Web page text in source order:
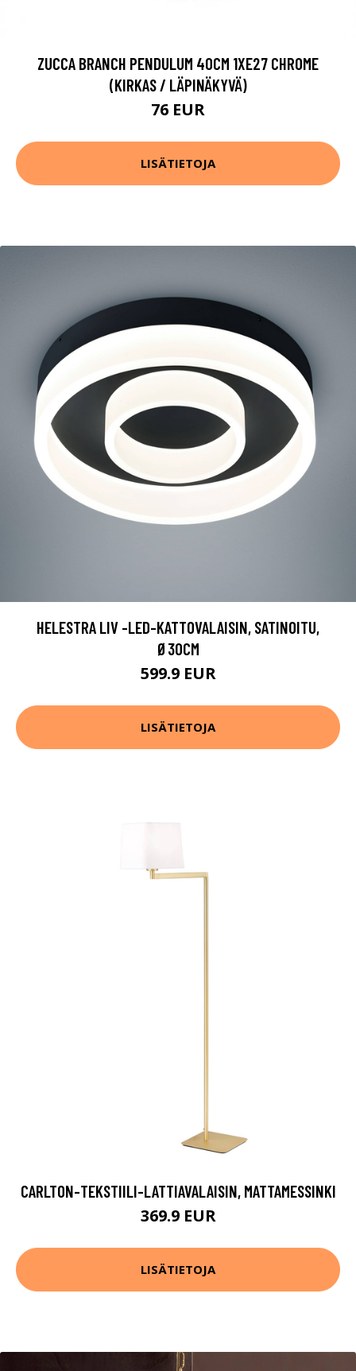
ZUCCA BRANCH PENDULUM 40CM 1XE27 CHROME
(KIRKAS / LÄPINÄKYVÄ)
76 EUR
LISÄTIETOJA
HELESTRA LIV -LED-KATTOVALAISIN, SATINOITU,
Ø30CM
599.9 EUR
LISÄTIETOJA
CARLTON-TEKSTIILI-LATTIAVALAISIN, MATTAMESSINKI
369.9 EUR
LISÄTIETOJA